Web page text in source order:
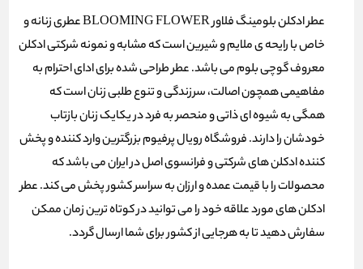
عطر ادکلن بلومینگ فلاور BLOOMING FLOWER عطری زنانه و
خاص با رایحه ی ملایم و شیرین است که مشابه و نمونه شرکتی ادکلن
معروف گوچی بلوم می باشد. عطر طراحی شده برای ادای احترام به
مفاهیمی همچون اصالت، سرزندگی و تنوع طلبی زنان است که
همگی به شیوه ای ذاتی و منحصر به فرد در یکایک زنان بازتاب
خودشان را دارند. فروشگاه رویال پرفیوم بزرگترین وارد کننده و پخش
کننده ادکلن های شرکتی و فرانسوی اصل در ایران می باشد که
محصولات را با قیمت عمده و ارزان به سراسر کشور پخش می کند. عطر
ادکلن های مورد علاقه خود را می توانید در کوتاه ترین زمان ممکن
سفارش دهید تا به هرجایی از کشور برای شما ارسال گردد.